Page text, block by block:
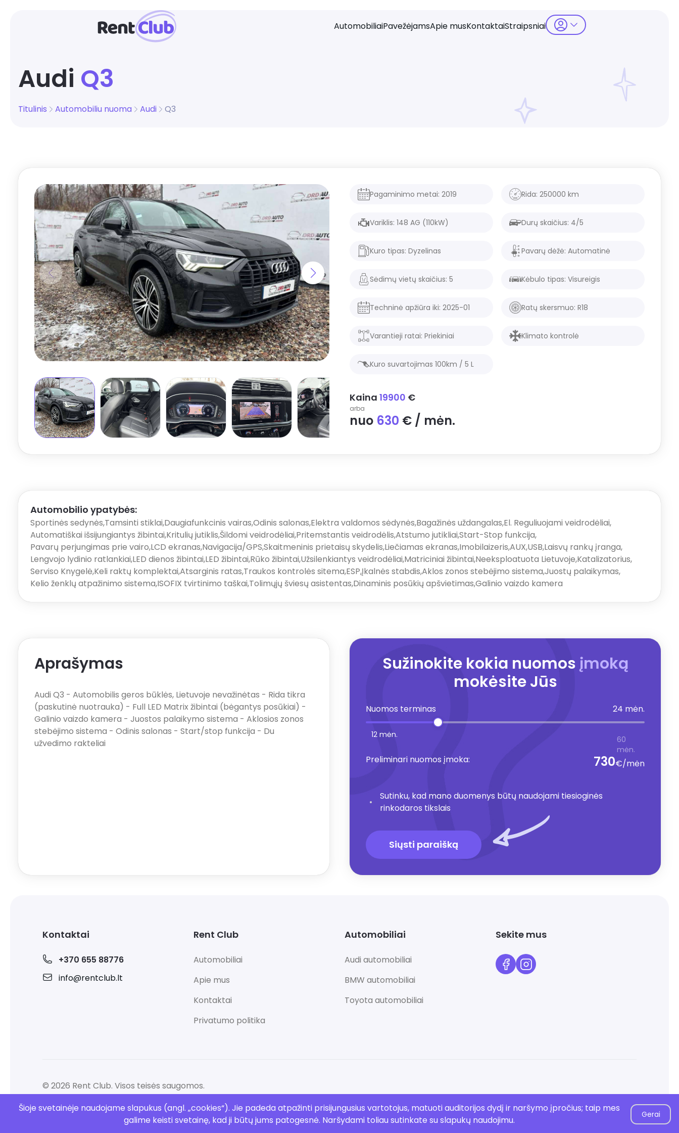
AutomobiliaiPavežėjamsApie musKontaktaiStraipsniai
Audi Q3
Titulinis Automobiliu nuoma Audi Q3
Pagaminimo metai: 2019 Rida: 250000 km
Variklis: 148 AG (110kW) Durų skaičius: 4/5
Kuro tipas: Dyzelinas Pavarų dėžė: Automatinė
Sėdimų vietų skaičius: 5 Kėbulo tipas: Visureigis
Techninė apžiūra iki: 2025-01 Ratų skersmuo: R18
Varantieji ratai: Priekiniai Klimato kontrolė
Kuro suvartojimas 100km / 5 L
Kaina 19900 €
arba
nuo 630 € / mėn.
Automobilio ypatybės:
Sportinės sedynės,Tamsinti stiklai,Daugiafunkcinis vairas,Odinis salonas,Elektra valdomos sėdynės,Bagažinės uždangalas,El. Reguliuojami veidrodėliai,
Automatiškai išsijungiantys žibintai,Kritulių jutiklis,Šildomi veidrodėliai,Pritemstantis veidrodėlis,Atstumo jutikliai,Start-Stop funkcija,
Pavarų perjungimas prie vairo,LCD ekranas,Navigacija/GPS,Skaitmeninis prietaisų skydelis,Liečiamas ekranas,Imobilaizeris,AUX,USB,Laisvų rankų įranga,
Lengvojo lydinio ratlankiai,LED dienos žibintai,LED žibintai,Rūko žibintai,Užsilenkiantys veidrodėliai,Matriciniai žibintai,Neeksploatuota Lietuvoje,Katalizatorius,
Serviso Knygelė,Keli raktų komplektai,Atsarginis ratas,Traukos kontrolės sitema,ESP,Įkalnės stabdis,Aklos zonos stebėjimo sistema,Juostų palaikymas,
Kelio ženklų atpažinimo sistema,ISOFIX tvirtinimo taškai,Tolimųjų šviesų asistentas,Dinaminis posūkių apšvietimas,Galinio vaizdo kamera
Aprašymas
Audi Q3 - Automobilis geros būklės, Lietuvoje nevažinėtas - Rida tikra
(paskutinė nuotrauka) - Full LED Matrix žibintai (bėgantys posūkiai) -
Galinio vaizdo kamera - Juostos palaikymo sistema - Aklosios zonos
stebėjimo sistema - Odinis salonas - Start/stop funkcija - Du
užvedimo rakteliai
Sužinokite kokia nuomosįmoką
mokėsite Jūs
Nuomos terminas 24 mėn.
12 mėn.
60
mėn.
Preliminari nuomos įmoka: 730€/mėn
Sutinku, kad mano duomenys būtų naudojami tiesioginės
rinkodaros tikslais
Siųsti paraišką
Kontaktai
+370 655 88776
info@rentclub.lt
Rent Club
Automobiliai
Apie mus
Kontaktai
Privatumo politika
Automobiliai
Audi automobiliai
BMW automobiliai
Toyota automobiliai
Sekite mus
© 2026 Rent Club. Visos teisės saugomos.
Šioje svetainėje naudojame slapukus (angl. „cookies“). Jie padeda atpažinti prisijungusius vartotojus, matuoti auditorijos dydį ir naršymo įpročius; taip mes
galime keisti svetainę, kad ji būtų jums patogesnė. Naršydami toliau sutinkate su slapukų naudojimu.
Gerai